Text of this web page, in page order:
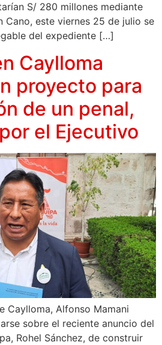
S/ 280 millones mediante
Cano, este viernes 25 de julio se
del expediente […]
Caylloma
proyecto para
de un penal,
el Ejecutivo
Caylloma, Alfonso Mamani
sobre el reciente anuncio del
Rohel Sánchez, de construir